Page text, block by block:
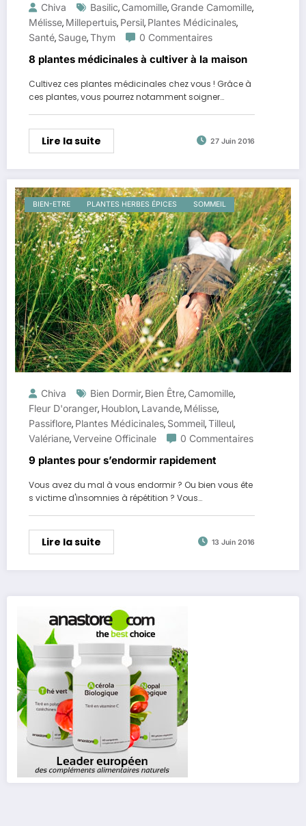
Chiva Basilic, Camomille, Grande Camomille,
Mélisse, Millepertuis, Persil, Plantes Médicinales,
Santé, Sauge,Thym 0 Commentaires
8 plantes médicinales à cultiver à la maison
Cultivez ces plantes médicinales chez vous ! Grâce à
ces plantes, vous pourrez notamment soigner…
Lire la suite 27 Juin 2016
BIEN-ETRE PLANTES HERBES ÉPICES SOMMEIL
Chiva Bien Dormir, Bien Être, Camomille,
Fleur D'oranger, Houblon, Lavande, Mélisse,
Passiflore, Plantes Médicinales, Sommeil,Tilleul,
Valériane,Verveine Officinale 0 Commentaires
9 plantes pour s’endormir rapidement
Vous avez du mal à vous endormir ? Ou bien vous ête
s victime d'insomnies à répétition ? Vous…
Lire la suite 13 Juin 2016